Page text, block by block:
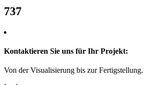
737
Kontaktieren Sie uns für Ihr Projekt:
Von der Visualisierung bis zur Fertigstellung.